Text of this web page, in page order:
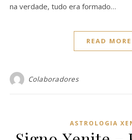
na verdade, tudo era formado…
READ MORE
Colaboradores
ASTROLOGIA